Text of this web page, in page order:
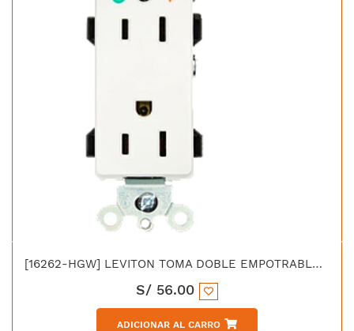
[16262-HGW] LEVITON TOMA DOBLE EMPOTRABLE DECORA GRADO INDUSTRIAL TIERRA AISLADA 2X15A L/T 125V BLANCO
S/ 56.00
ADICIONAR AL CARRO